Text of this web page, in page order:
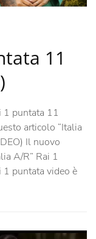
11
1 puntata 11
articolo “Italia
Il nuovo
A/R” Rai 1
puntata video è